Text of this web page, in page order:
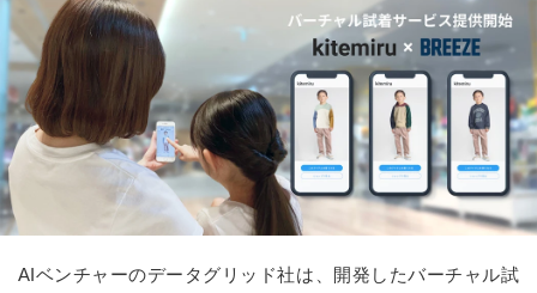
AIベンチャーのデータグリッド社は、開発したバーチャル試